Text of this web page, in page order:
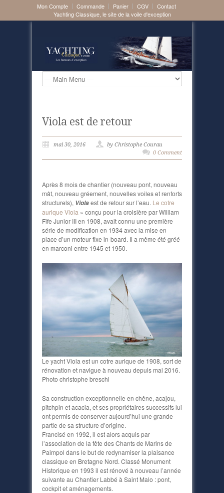
Mon Compte Commande Panier CGV
Contact
Yachting Classique, le site de la voile d'exception
Viola est de retour
mai 30, 2016
by Christophe Courau
0 Comment
Après 8 mois de chantier (nouveau pont, nouveau
mât, nouveau gréement, nouvelles voiles et renforts
structurels), Violaest de retour sur l’eau. Le cotre
aurique Viola » conçu pour la croisière par William
Fife Junior III en 1908, avait connu une première
série de modification en 1934 avec la mise en
place d’un moteur fixe in-board. Il a même été gréé
en marconi entre 1945 et 1950.
Le yacht Viola est un cotre aurique de 1908, sort de
rénovation et navigue à nouveau depuis mai 2016.
Photo christophe breschi
Sa construction exceptionnelle en chêne, acajou,
pitchpin et acacia, et ses propriétaires successifs lui
ont permis de conserver aujourd’hui une grande
partie de sa structure d’origine.
Francisé en 1992, il est alors acquis par
l’association de la fête des Chants de Marins de
Paimpol dans le but de redynamiser la plaisance
classique en Bretagne Nord. Classé Monument
Historique en 1993 il est rénové à nouveau l’année
suivante au Chantier Labbé à Saint Malo : pont,
cockpit et aménagements.